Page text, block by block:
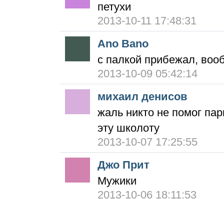
петухи
2013-10-11 17:48:31
Ano Bano
с палкой прибежал,
2013-10-09 05:42:14
михаил денисов
жаль никто не помог
эту школоту
2013-10-07 17:25:55
Джо Прит
Мужики
2013-10-06 18:11:53